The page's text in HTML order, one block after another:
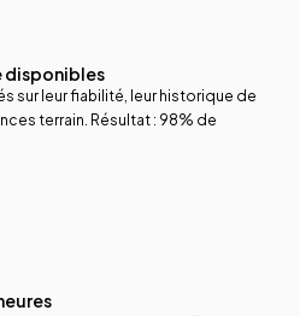
disponibles
sur leur fiabilité, leur historique de
terrain. Résultat : 98% de